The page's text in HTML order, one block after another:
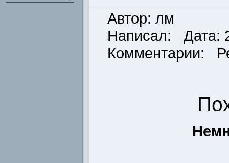
Автор: лм
Написал: Дата:
Комментарии: